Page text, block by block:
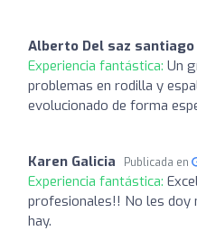
Alberto Del saz santiago
Experiencia fantástica: Un
problemas en rodilla y
evolucionado de forma
Karen Galicia Publicada en
Experiencia fantástica:
profesionales!! No les doy
hay.